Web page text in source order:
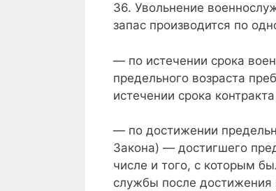
36. Увольнение
запас производится по
— по истечении срока
предельного возраста
истечении срока
— по достижении
Закона) — достигшего
числе и того, с которым
службы после достижения